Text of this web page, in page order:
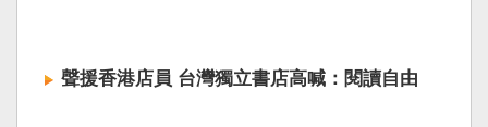
聲援香港店員 台灣獨立書店高喊：閱讀自由